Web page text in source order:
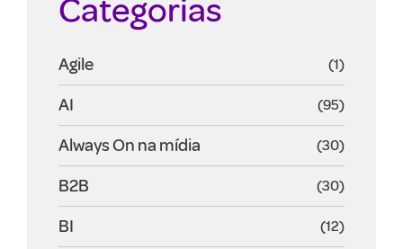
Agile (1)
AI (95)
Always On na mídia (30)
B2B (30)
BI (12)